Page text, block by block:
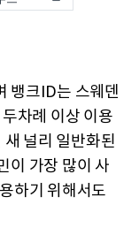
뱅크ID는 스웨덴
차례 이상 이용
널리 일반화된
이 가장 많이 사
하기 위해서도